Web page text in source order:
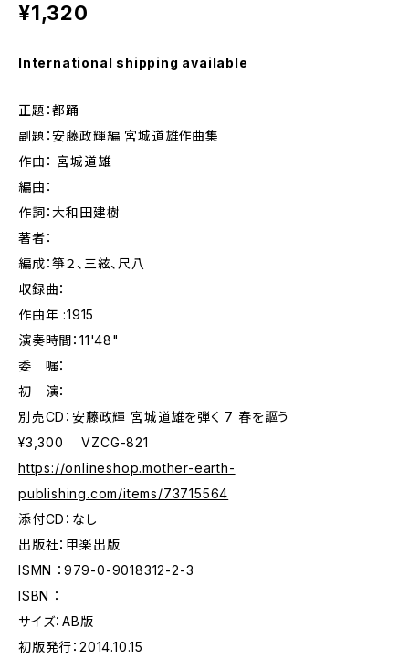
¥1,320
International shipping available
正題：都踊
副題：安藤政輝編 宮城道雄作曲集
作曲： 宮城道雄
編曲：
作詞：大和田建樹
著者：
編成：箏２、三絃、尺八
収録曲：
作曲年 :1915
演奏時間：11'48"
委 嘱：
初 演：
別売CD：安藤政輝 宮城道雄を弾く 7 春を謳う
¥3,300 VZCG-821
https://onlineshop.mother-earth-
publishing.com/items/73715564
添付CD：なし
出版社：甲楽出版
ISMN ：979-0-9018312-2-3
ISBN ：
サイズ：AB版
初版発行：2014.10.15